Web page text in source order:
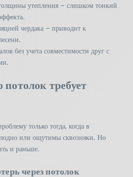
утепления – слишком тонкий
чердака – приводит к
без учета совместимости друг с
требует
только тогда, когда в
или ощутимы сквозняки. Но
и раньше.
через потолок